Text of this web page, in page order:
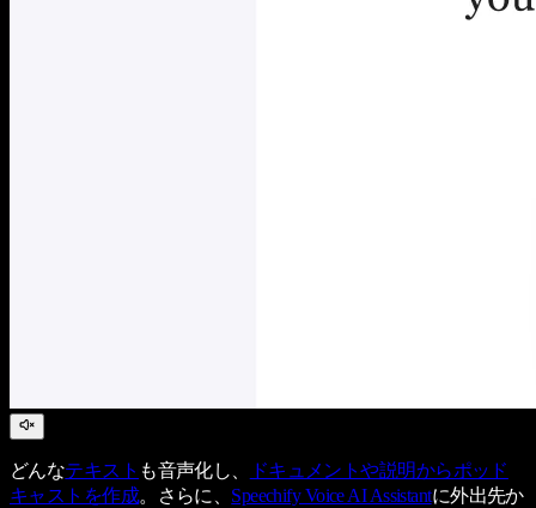
どんなテキスト も音声化し、
ドキュメントや説明からポッド
キャストを作成。さらに、 Speechify Voice AI Assistantに外出先か